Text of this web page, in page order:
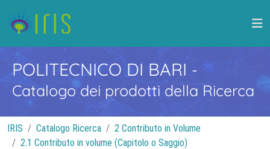
POLITECNICO DI BARI -
Catalogo dei prodotti della Ricerca
IRIS Catalogo Ricerca
2 Contributo in Volume
2.1 Contributo in volume (Capitolo o Saggio)